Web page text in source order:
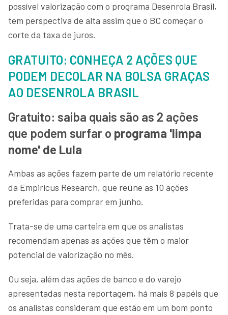
possível valorização com o programa Desenrola Brasil,
tem perspectiva de alta assim que o BC começar o
corte da taxa de juros.
GRATUITO: CONHEÇA 2 AÇÕES QUE
PODEM DECOLAR NA BOLSA GRAÇAS
AO DESENROLA BRASIL
Gratuito: saiba quais são as 2 ações
que podem surfar o programa 'limpa
nome' de Lula
Ambas as ações fazem parte de um relatório recente
da Empiricus Research, que reúne as 10 ações
preferidas para comprar em junho.
Trata-se de uma carteira em que os analistas
recomendam apenas as ações que têm o maior
potencial de valorização no mês.
Ou seja, além das ações de banco e do varejo
apresentadas nesta reportagem, há mais 8 papéis que
os analistas consideram que estão em um bom ponto